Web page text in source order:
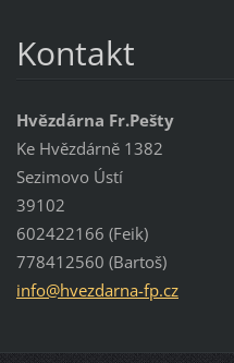
Kontakt
Hvězdárna Fr.Pešty
Ke Hvězdárně 1382
Sezimovo Ústí
39102
602422166 (Feik)
778412560 (Bartoš)
info@hvezdarna-fp.cz